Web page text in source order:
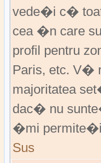
vede�i c�
cea �n care
profil pentru
Paris, etc. V�
majoritatea
dac� nu
�mi permite�i
Sus